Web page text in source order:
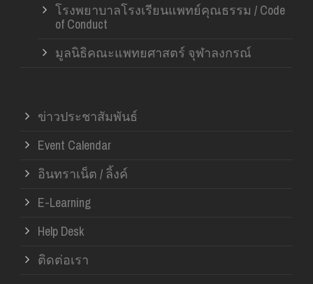
โรงพยาบาลโรงเรียนแพทย์คุณธรรม / Code
of Conduct
มูลนิธิคณะแพทยศาสตร์ จุฬาลงกรณ์
ข่าวประชาสัมพันธ์
Event Calendar
อินทราเน็ต / ลิ้งค์
E-Learning
Help Desk
ติดต่อเรา